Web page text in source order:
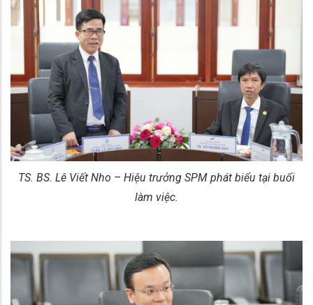
TS. BS. Lê Viết Nho – Hiệu trưởng SPM phát biểu tại buổi
làm việc.